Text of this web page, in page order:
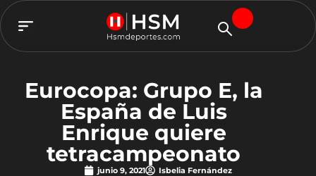
Eurocopa: Grupo E, la
España de Luis
Enrique quiere
tetracampeonato
junio 9, 2021 Isbelia Fernández